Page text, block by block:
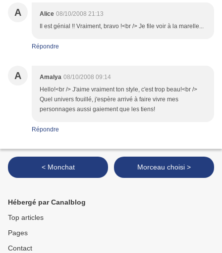
A Alice 08/10/2008 21:13
Il est génial !! Vraiment, bravo !<br /> Je file voir à la marelle...
Répondre
A Amalya 08/10/2008 09:14
Hello!<br /> J'aime vraiment ton style, c'est trop beau!<br />
Quel univers fouillé, j'espère arrivé à faire vivre mes
personnages aussi gaiement que les tiens!
Répondre
< Monchat Morceau choisi >
Hébergé par Canalblog
Top articles
Pages
Contact